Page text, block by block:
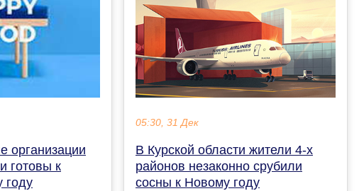
организации
готовы к
году
05:30, 31 Дек
В Курской области жители 4-х
районов незаконно срубили
сосны к Новому году